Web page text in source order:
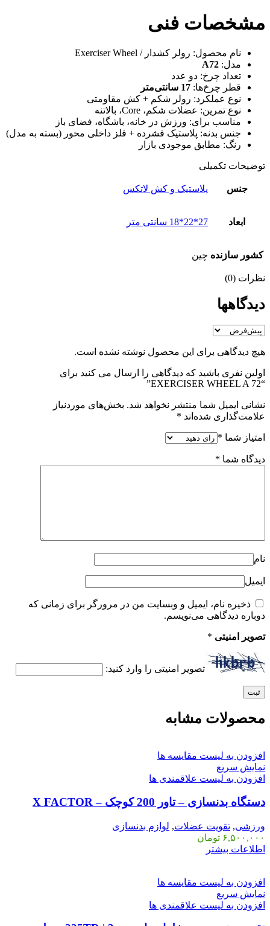
مشخصات فنی
نام محصول: رولر کشدار / Exerciser Wheel
مدل: A72
تعداد چرخ: دو عدد
قطر چرخ‌ها: 17 سانتی‌متر
نوع عملکرد: رولر شکم + کش مقاومتی
نوع تمرین: عضلات شکم، Core، بالاتنه
مناسب برای: ورزش در خانه، باشگاه، فضای باز
جنس بدنه: پلاستیک فشرده + فلز داخلی محور (بسته به مدل)
رنگ: مطابق موجودی بازار
توضیحات تکمیلی
جنس پلاستیک و کش لاتکس
ابعاد 27*22*18 سانتی متر
کشور سازنده چین
نظرات (0)
دیدگاهها
هیچ دیدگاهی برای این محصول نوشته نشده است.
اولین نفری باشید که دیدگاهی را ارسال می کنید برای
“EXERCISER WHEEL A 72”
نشانی ایمیل شما منتشر نخواهد شد. بخش‌های موردنیاز
علامت‌گذاری شده‌اند *
امتیاز شما *
دیدگاه شما *
نام
ایمیل
ذخیره نام، ایمیل و وبسایت من در مرورگر برای زمانی که
دوباره دیدگاهی می‌نویسم.
تصویر امنیتی *
تصویر امنیتی را وارد کنید:
محصولات مشابه
افزودن به لیست مقایسه ها
نمایش سریع
افزودن به لیست علاقمندی ها
دستگاه بدنسازی – تاور 200 کوچک – X FACTOR
ورزشی, تقویت عضلات, لوازم بدنسازی
۶,۵۰۰,۰۰۰ تومان
اطلاعات بیشتر
افزودن به لیست مقایسه ها
نمایش سریع
افزودن به لیست علاقمندی ها